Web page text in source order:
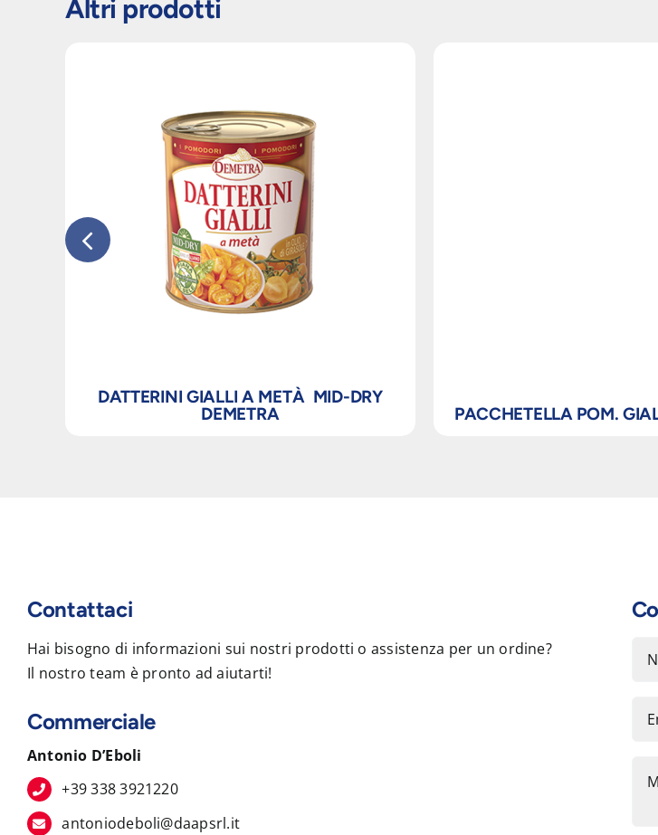
Altri prodotti
DATTERINI GIALLI A METÀ MID-DRY
DEMETRA
PACCHETELLA POM.
Contattaci
Hai bisogno di informazioni sui nostri prodotti o assistenza per un ordine?
Il nostro team è pronto ad aiutarti!
Commerciale
Antonio D’Eboli
+39 338 3921220
antoniodeboli@daapsrl.it